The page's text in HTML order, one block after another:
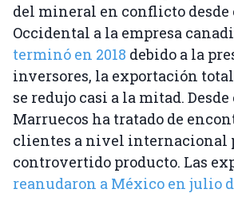
del mineral en conflicto desde
Occidental a la empresa
terminó en 2018 debido a la
inversores, la exportación
se redujo casi a la mitad.
Marruecos ha tratado de
clientes a nivel internacional
controvertido producto. Las
reanudaron a México en julio